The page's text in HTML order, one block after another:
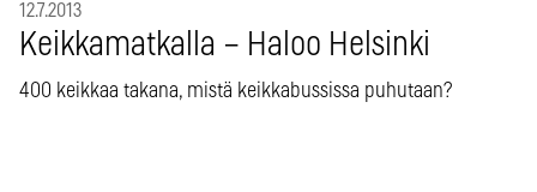
12.7.2013
Keikkamatkalla – Haloo Helsinki
400 keikkaa takana, mistä keikkabussissa puhutaan?